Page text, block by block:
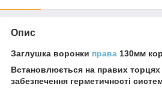
Опис
Заглушка воронки права 130мм
Встановлюється на правих
забезпечення герметичності